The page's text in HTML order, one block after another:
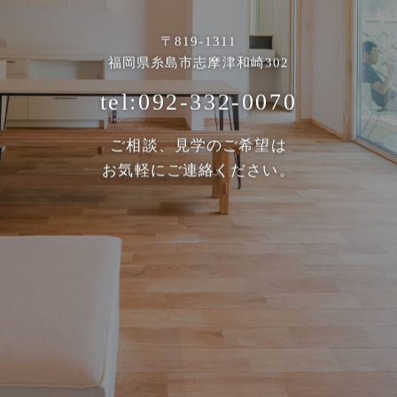
〒819-1311
福岡県糸島市志摩津和崎302
tel:092-332-0070
ご相談、見学のご希望は
お気軽にご連絡ください。